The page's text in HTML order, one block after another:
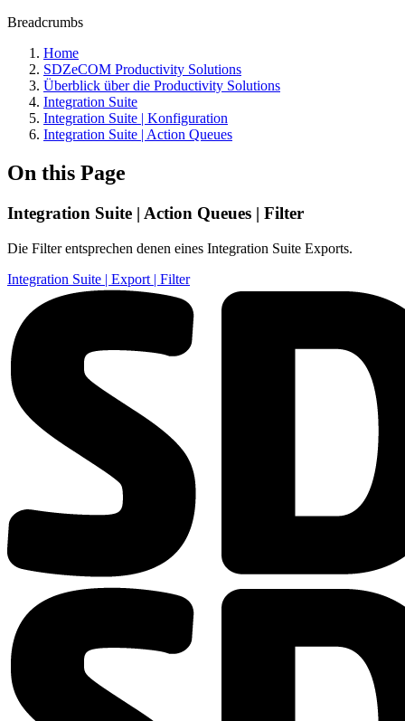
Breadcrumbs
Home
SDZeCOM Productivity Solutions
Überblick über die Productivity Solutions
Integration Suite
Integration Suite | Konfiguration
Integration Suite | Action Queues
On this Page
Integration Suite | Action Queues | Filter
Die Filter entsprechen denen eines Integration Suite Exports.
Integration Suite | Export | Filter